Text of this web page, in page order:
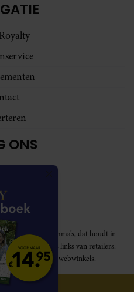
ONS
programma’s, dat houdt in
middels links van retailers.
de genoemde webwinkels.